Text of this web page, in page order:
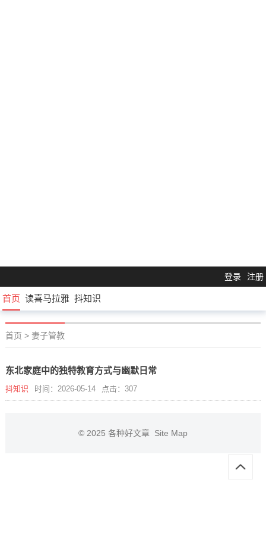
登录 注册
首页 读喜马拉雅 抖知识
首页 > 妻子管教
东北家庭中的独特教育方式与幽默日常
抖知识 时间：2026-05-14 点击：307
© 2025 各种好文章 Site Map